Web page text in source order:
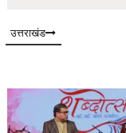
उत्तराखंड